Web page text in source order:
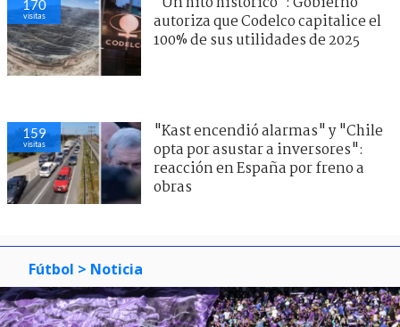
170
visitas
autoriza que Codelco capitalice el
100% de sus utilidades de 2025
159
visitas
"Kast encendió alarmas" y "Chile
opta por asustar a inversores":
reacción en España por freno a
obras
Fútbol > Noticia